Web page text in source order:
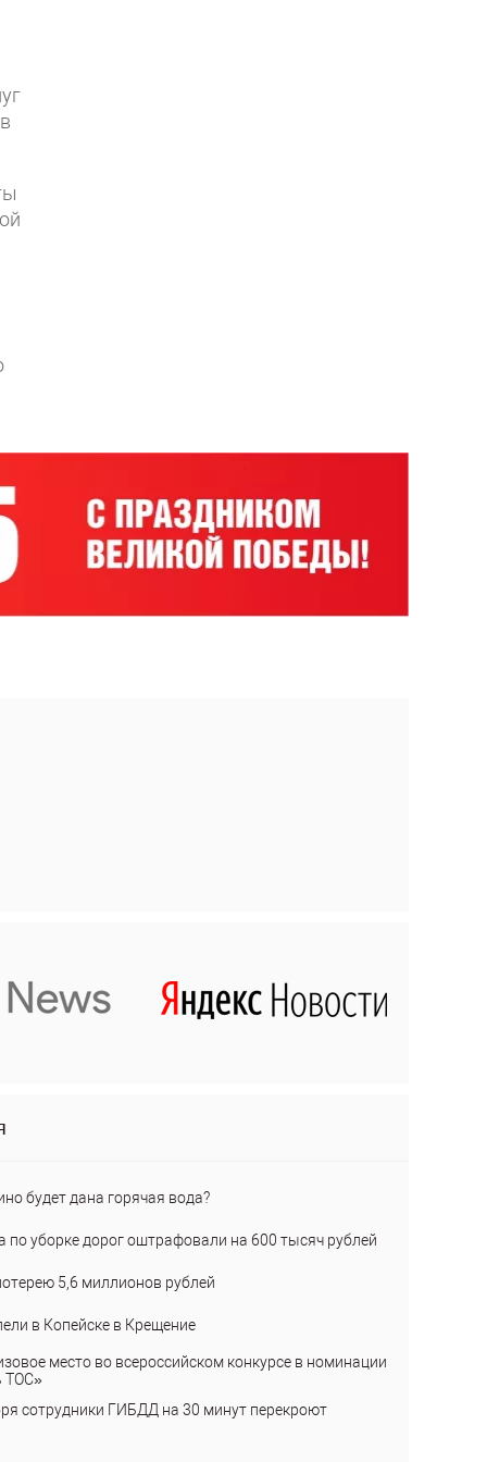
будет дана горячая вода?
по уборке дорог оштрафовали на 600 тысяч рублей
5,6 миллионов рублей
в Копейске в Крещение
место во всероссийском конкурсе в номинации
ТОС»
сотрудники ГИБДД на 30 минут перекроют